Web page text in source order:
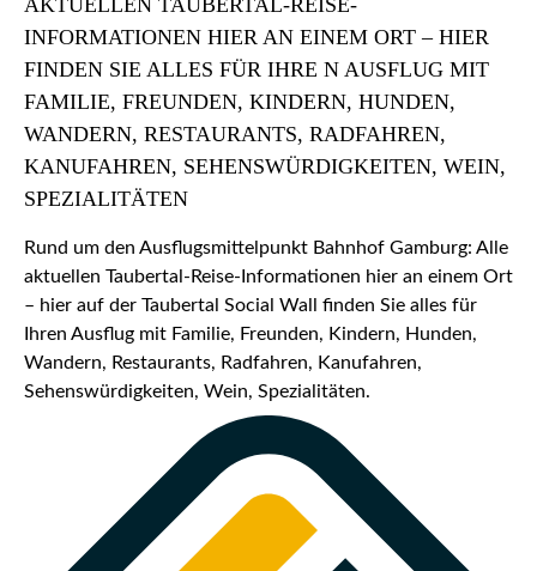
AKTUELLEN TAUBERTAL-REISE-
INFORMATIONEN HIER AN EINEM ORT – HIER
FINDEN SIE ALLES FÜR IHRE N AUSFLUG MIT
FAMILIE, FREUNDEN, KINDERN, HUNDEN,
WANDERN, RESTAURANTS, RADFAHREN,
KANUFAHREN, SEHENSWÜRDIGKEITEN, WEIN,
SPEZIALITÄTEN
Rund um den Ausflugsmittelpunkt Bahnhof Gamburg: Alle
aktuellen Taubertal-Reise-Informationen hier an einem Ort
– hier auf der Taubertal Social Wall finden Sie alles für
Ihren Ausflug mit Familie, Freunden, Kindern, Hunden,
Wandern, Restaurants, Radfahren, Kanufahren,
Sehenswürdigkeiten, Wein, Spezialitäten.